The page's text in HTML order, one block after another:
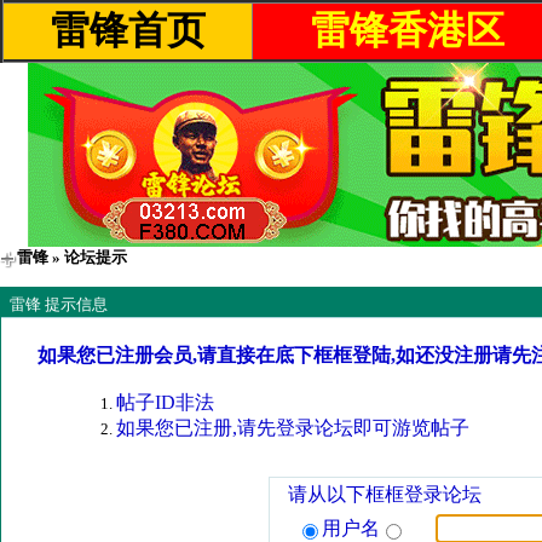
雷锋首页 雷锋香港区
雷锋 » 论坛提示
雷锋 提示信息
如果您已注册会员,请直接在底下框框登陆,如还没注册请先
帖子ID非法
如果您已注册,请先登录论坛即可游览帖子
请从以下框框登录论坛
用户名